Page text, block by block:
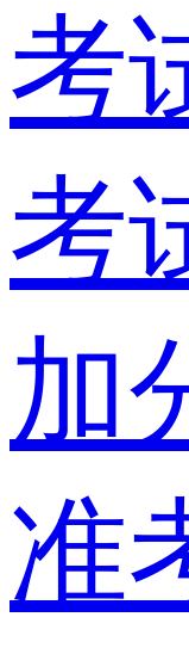
考
考
加
准